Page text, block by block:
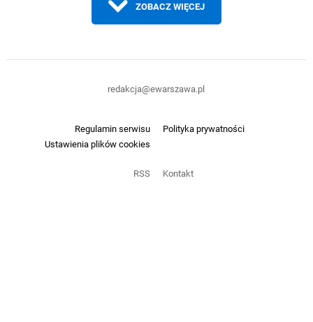
ZOBACZ WIĘCEJ
Regulamin serwisu
Polityka prywatności
Ustawienia plików cookies
RSS Kontakt
redakcja@ewarszawa.pl